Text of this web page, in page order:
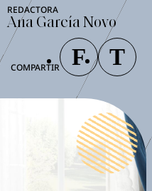
Ana García Novo
COMPARTIR